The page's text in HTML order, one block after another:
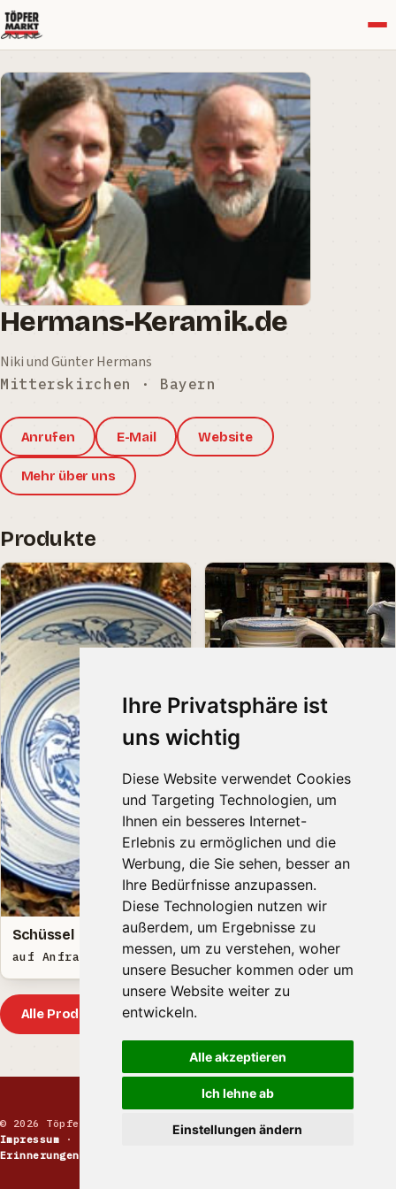
Ihre Privatsphäre ist
uns wichtig
Diese Website verwendet Cookies
und Targeting Technologien, um
Ihnen ein besseres Internet-
Erlebnis zu ermöglichen und die
Werbung, die Sie sehen, besser an
Ihre Bedürfnisse anzupassen.
Diese Technologien nutzen wir
außerdem, um Ergebnisse zu
messen, um zu verstehen, woher
unsere Besucher kommen oder um
unsere Website weiter zu
entwickeln.
Alle akzeptieren
Ich lehne ab
Einstellungen ändern
Hermans-Keramik.de
Niki und Günter Hermans
Mitterskirchen · Bayern
Anrufen E-Mail Website
Mehr über uns
Produkte
Schüssel
auf Anfrage EUR
Bodenvase
175,00 - 300,00 EUR
Alle Produkte
© 2026 Töpfermarkt · Handgemachte Keramik
Impressum · Datenschutz·Markt melden
Erinnerungen